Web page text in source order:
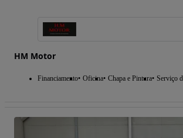
HM Motor
Financiamento Oficina Chapa e Pintura Serviço